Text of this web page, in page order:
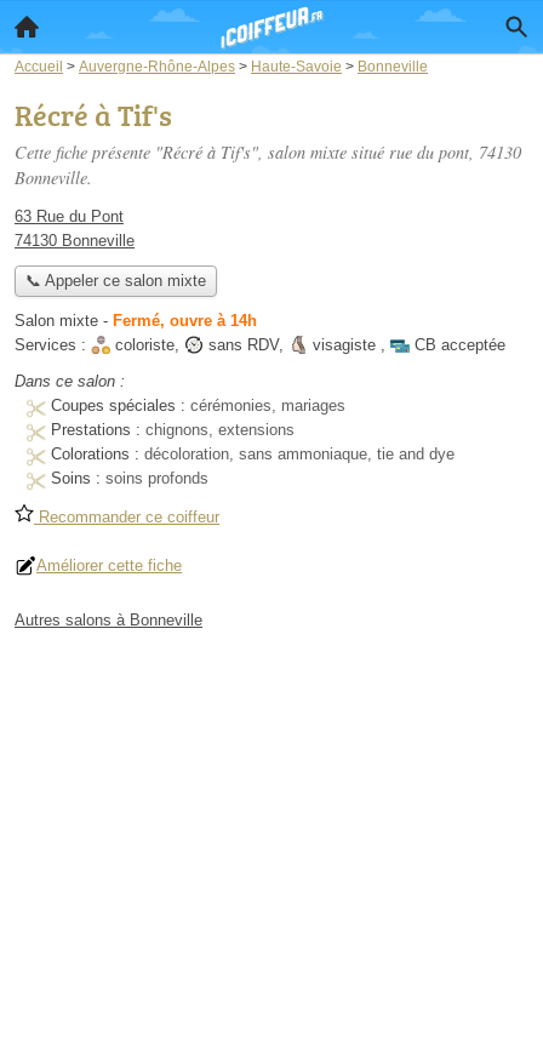
Accueil > Auvergne-Rhône-Alpes > Haute-Savoie > Bonneville
Récré à Tif's
Cette fiche présente "Récré à Tif's", salon mixte situé rue du pont, 74130
Bonneville.
63 Rue du Pont
74130 Bonneville
📞 Appeler ce salon mixte
Salon mixte - Fermé, ouvre à 14h
Services :
coloriste, sans RDV, visagiste ,
CB acceptée
Dans ce salon :
Coupes spéciales : cérémonies, mariages
Prestations : chignons, extensions
Colorations : décoloration, sans ammoniaque, tie and dye
Soins : soins profonds
Recommander ce coiffeur
Améliorer cette fiche
Autres salons à Bonneville